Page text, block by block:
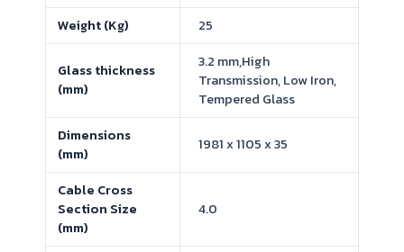
Weight (Kg)
25
Glass thickness
(mm)
3.2 mm,High
Transmission, Low Iron,
Tempered Glass
Dimensions
(mm)
1981 x 1105 x 35
Cable Cross
Section Size
(mm)
4.0